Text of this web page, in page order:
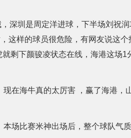
圳是周定洋进球，下半场刘祝润
这样的球员很危险，有网友说这
剩下颜骏凌状态在线，海港这场1
海牛真的太厉害 ，赢了海港，
比赛米神出场后，整个球队气质